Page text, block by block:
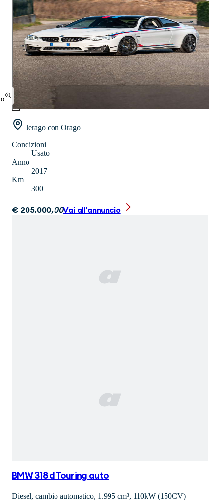
Jerago con Orago
Condizioni
Usato
Anno
2017
Km
300
€ 205.000,00Vai all'annuncio
BMW 318 d Touring auto
Diesel, cambio automatico, 1.995 cm³, 110kW (150CV)